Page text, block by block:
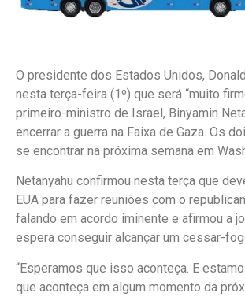
O presidente dos Estados Unidos,
nesta terça-feira (1º) que será “muito
primeiro-ministro de Israel, Binyamin
encerrar a guerra na Faixa de Gaza. Os
se encontrar na próxima semana em
Netanyahu confirmou nesta terça que
EUA para fazer reuniões com o
falando em acordo iminente e afirmou a
espera conseguir alcançar um cessar-
“Esperamos que isso aconteça. E
que aconteça em algum momento da